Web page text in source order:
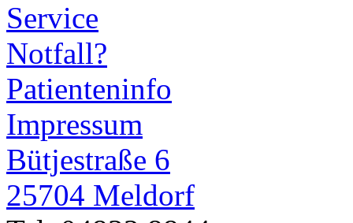
Service
Notfall?
Patienteninfo
Impressum
Bütjestraße 6
25704 Meldorf